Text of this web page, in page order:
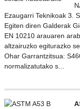
Ezaugarri Teknikoak 3.
Egiten diren Galderak
EN 10210 arauaren
altzairuzko egiturazko
Ohar Garrantzitsua:
normalizatutako s...